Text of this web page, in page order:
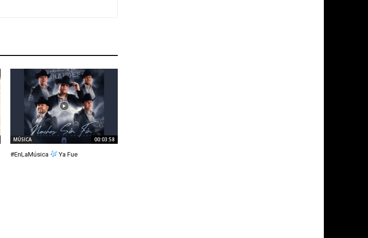
MÚSICA 00:03:58
#EnLaMúsica Ya Fue